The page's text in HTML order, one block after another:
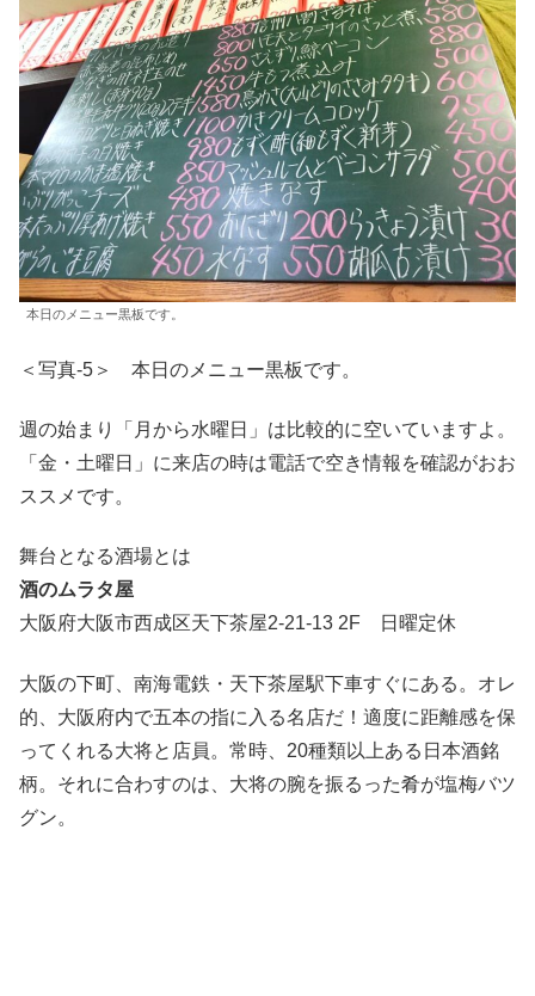
本日のメニュー黒板です。
＜写真-5＞ 本日のメニュー黒板です。
週の始まり「月から水曜日」は比較的に空いていますよ。
「金・土曜日」に来店の時は電話で空き情報を確認がおお
ススメです。
舞台となる酒場とは
酒のムラタ屋
大阪府大阪市西成区天下茶屋2-21-13 2F 日曜定休
大阪の下町、南海電鉄・天下茶屋駅下車すぐにある。オレ
的、大阪府内で五本の指に入る名店だ！適度に距離感を保
ってくれる大将と店員。常時、20種類以上ある日本酒銘
柄。それに合わすのは、大将の腕を振るった肴が塩梅バツ
グン。